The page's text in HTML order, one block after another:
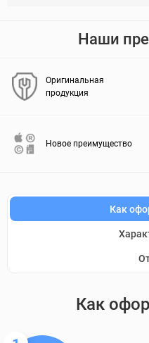
Наши
Оригинальная
продукция
Новое преимущество
Как
Как